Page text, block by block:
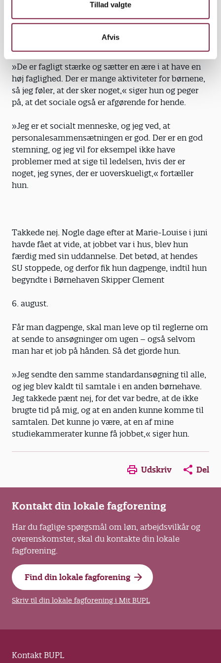
Tillad valgte
Afvis
skal køre sammen med kollegerne på stuen.
Institutionen har dog levet op til hendes
netop denne arbejdsplads.
»De er fagligt stærke og sætter en ære i at have en
høj faglighed. Der er mange aktiviteter for børnene,
så jeg føler, at der sker noget,« siger hun og peger
på, at det sociale også er afgørende for hende.
»Jeg er et socialt menneske, og jeg ved, at
personalesammensætningen er god. Der er en god
stemning, og jeg vil for eksempel ikke have
problemer med at sige til ledelsen, hvis der er
noget, jeg synes, der er uoverskueligt,« fortæller
hun.
Takkede nej. Nogle dage efter at Marie-Louise i juni
havde fået at vide, at jobbet var i hus, blev hun
færdig med sin uddannelse. Det betød, at hendes
SU stoppede, og derfor fik hun dagpenge, indtil hun
begyndte i Børnehaven Skipper Clement
6. august.
Får man dagpenge, skal man leve op til reglerne om
at sende to ansøgninger om ugen – også selvom
man har et job på hånden. Så det gjorde hun.
»Jeg sendte den samme standardansøgning til alle,
og jeg blev kaldt til samtale i en anden børnehave.
Jeg takkede pænt nej, for det var bedre, at de ikke
brugte tid på mig, og at en anden kunne komme til
samtalen. Det kunne jo være, at en af mine
studiekammerater kunne få jobbet,« siger hun.
Opens in a new window
Opens in a new
Opens in
Udskriv Del
Kontakt din lokale fagforening
Har du faglige spørgsmål om løn, arbejdsvilkår og
overenskomster, skal du kontakte din lokale
fagforening.
Find din lokale fagforening
Skriv til din lokale fagforening i Mit BUPL
Kontakt BUPL